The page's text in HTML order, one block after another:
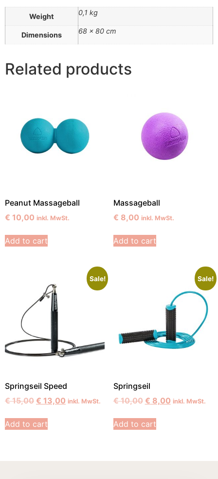
Weight 0,1 kg
Dimensions 68 × 80 cm
Related products
Peanut Massageball
€ 10,00 inkl. MwSt.
Add to cart
Massageball
€ 8,00 inkl. MwSt.
Add to cart
Sale!
Springseil Speed
€15,00 € 13,00 inkl. MwSt.
Add to cart
Sale!
Springseil
€10,00 € 8,00 inkl. MwSt.
Add to cart